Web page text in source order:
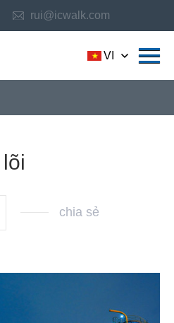
rui@icwalk.com
VI
chia sẻ